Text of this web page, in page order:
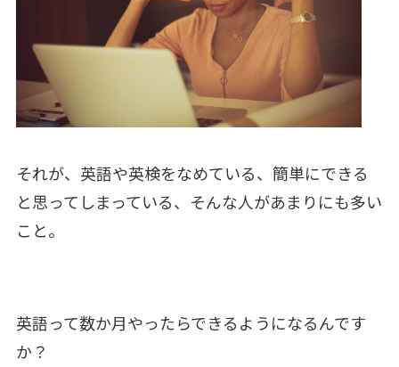
それが、英語や英検をなめている、簡単にできる
と思ってしまっている、そんな人があまりにも多い
こと。
英語って数か月やったらできるようになるんです
か？